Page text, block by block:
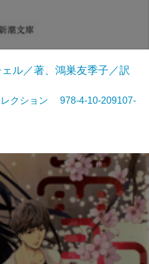
ル／著、鴻巣友季子／訳
レクション 978-4-10-209107-